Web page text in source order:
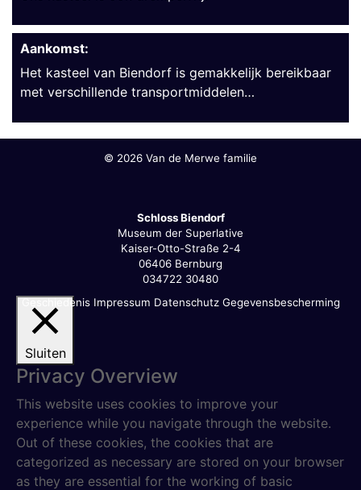
Aankomst:
Het kasteel van Biendorf is gemakkelijk bereikbaar
met verschillende transportmiddelen…
© 2026 Van de Merwe familie
Schloss Biendorf
Museum der Superlative
Kaiser-Otto-Straße 2-4
06406 Bernburg
034722 30480
Geschiedenis Impressum Datenschutz Gegevensbescherming
Sluiten
Privacy Overview
This website uses cookies to improve your
experience while you navigate through the website.
Out of these cookies, the cookies that are
categorized as necessary are stored on your browser
as they are essential for the working of basic